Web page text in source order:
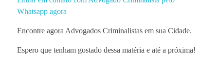
Whatsapp agora
Encontre agora Advogados Criminalistas em sua Cidade.
Espero que tenham gostado dessa matéria e até a próxima!